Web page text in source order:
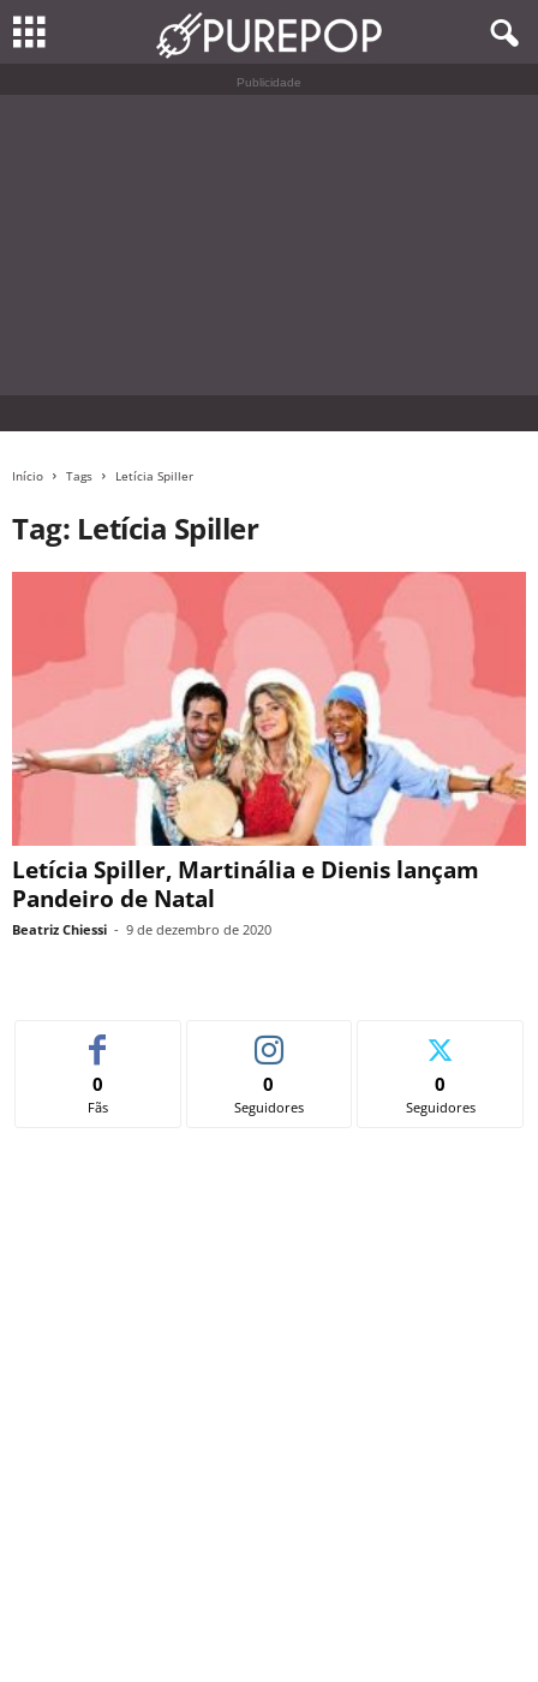
Publicidade
Início Tags Letícia Spiller
Tag: Letícia Spiller
Letícia Spiller, Martinália e Dienis lançam
Pandeiro de Natal
Beatriz Chiessi - 9 de dezembro de 2020
0
Fãs
0
Seguidores
0
Seguidores